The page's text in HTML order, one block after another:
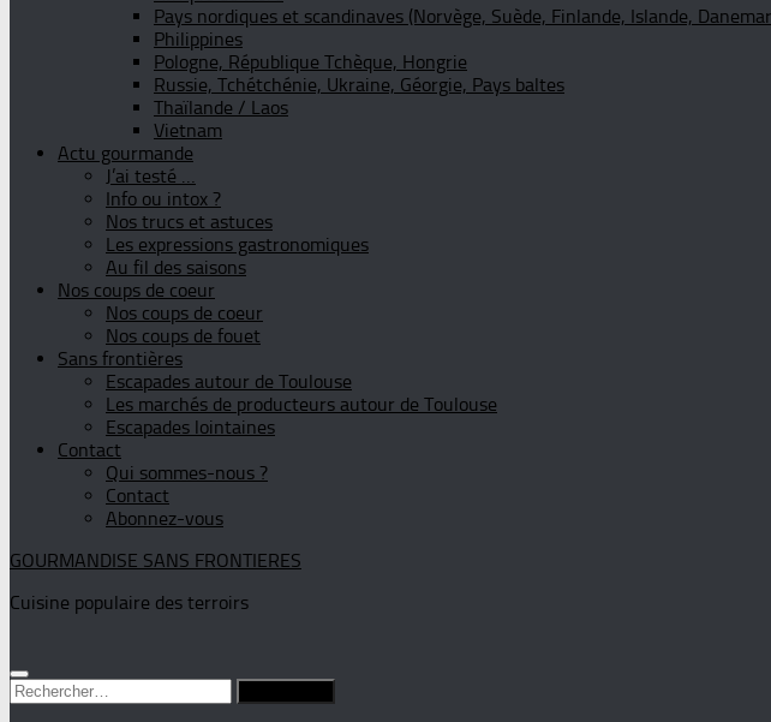
Pays nordiques et scandinaves (Norvège, Suède, Finlande, Islande,
Philippines
Pologne, République Tchèque, Hongrie
Russie, Tchétchénie, Ukraine, Géorgie, Pays baltes
Thaïlande / Laos
Vietnam
Actu gourmande
J’ai testé …
Info ou intox ?
Nos trucs et astuces
Les expressions gastronomiques
Au fil des saisons
Nos coups de coeur
Nos coups de coeur
Nos coups de fouet
Sans frontières
Escapades autour de Toulouse
Les marchés de producteurs autour de Toulouse
Escapades lointaines
Contact
Qui sommes-nous ?
Contact
Abonnez-vous
GOURMANDISE SANS FRONTIERES
Cuisine populaire des terroirs
Rechercher :